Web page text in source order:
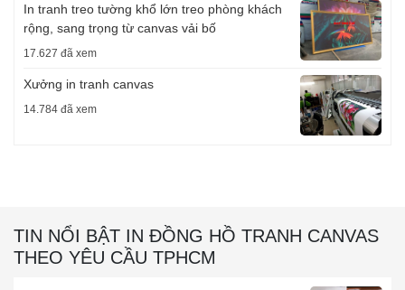
In tranh treo tường khổ lớn treo phòng khách
rộng, sang trọng từ canvas vải bố
17.627 đã xem
Xưởng in tranh canvas
14.784 đã xem
TIN NỔI BẬT IN ĐỒNG HỒ TRANH CANVAS
THEO YÊU CẦU TPHCM